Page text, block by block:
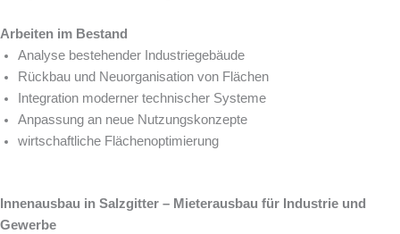
Arbeiten im Bestand
Analyse bestehender Industriegebäude
Rückbau und Neuorganisation von Flächen
Integration moderner technischer Systeme
Anpassung an neue Nutzungskonzepte
wirtschaftliche Flächenoptimierung
Innenausbau in Salzgitter – Mieterausbau für Industrie und
Gewerbe